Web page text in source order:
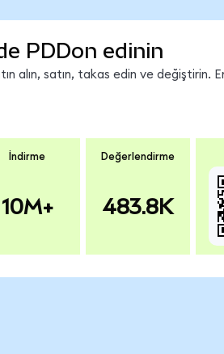
PDDon edinin
alın, satın, takas edin ve değiştirin.
İndirme
10M+
Değerlendirme
483.8K